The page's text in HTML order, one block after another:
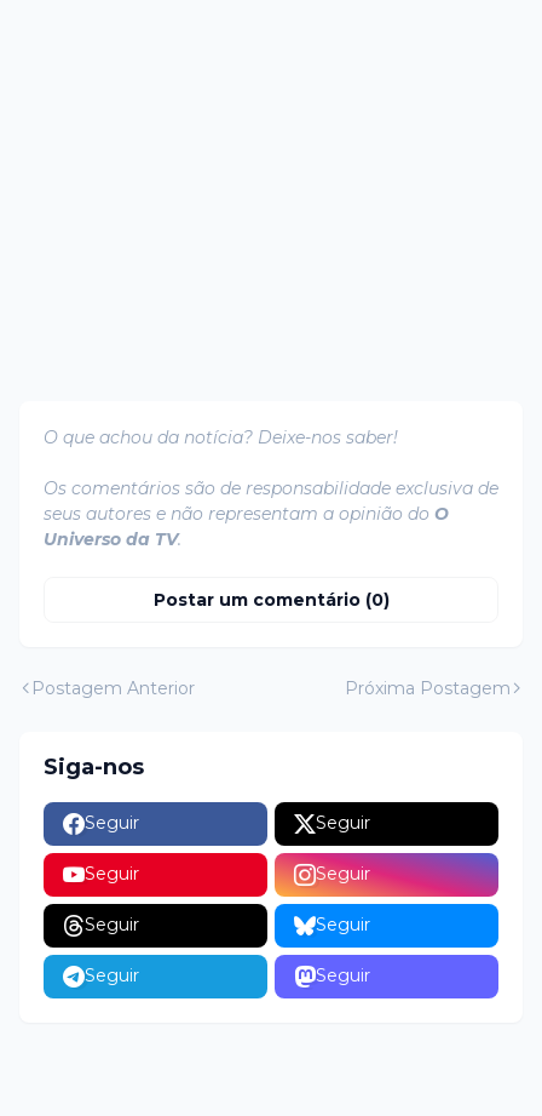
O que achou da notícia? Deixe-nos saber!
Os comentários são de responsabilidade exclusiva de
seus autores e não representam a opinião do O
Universo da TV.
Postar um comentário (0)
Postagem Anterior Próxima Postagem
Siga-nos
Seguir Seguir
Seguir Seguir
Seguir Seguir
Seguir Seguir